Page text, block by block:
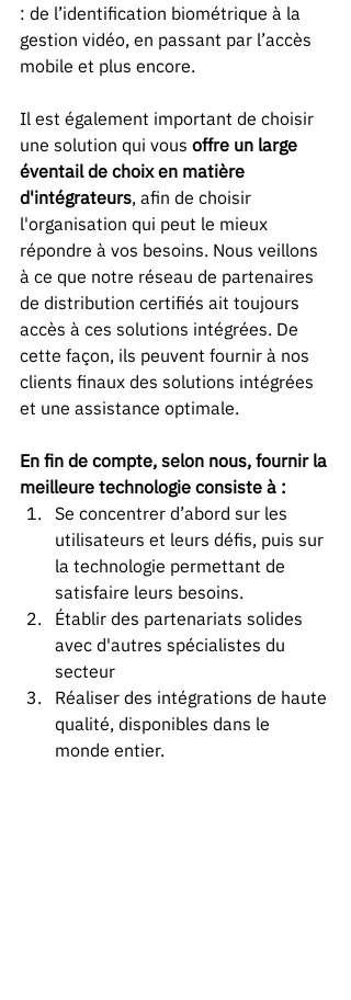
: de l’identification biométrique à la
gestion vidéo, en passant par l’accès
mobile et plus encore.
Il est également important de choisir
une solution qui vous offre un large
éventail de choix en matière
d'intégrateurs, afin de choisir
l'organisation qui peut le mieux
répondre à vos besoins. Nous veillons
à ce que notre réseau de partenaires
de distribution certifiés ait toujours
accès à ces solutions intégrées. De
cette façon, ils peuvent fournir à nos
clients finaux des solutions intégrées
et une assistance optimale.
En fin de compte, selon nous, fournir la
meilleure technologie consiste à :
Se concentrer d’abord sur les
utilisateurs et leurs défis, puis sur
la technologie permettant de
satisfaire leurs besoins.
Établir des partenariats solides
avec d'autres spécialistes du
secteur
Réaliser des intégrations de haute
qualité, disponibles dans le
monde entier.